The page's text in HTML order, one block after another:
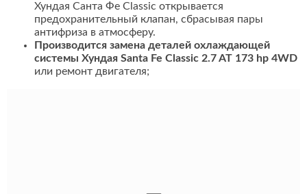
Хундая Санта Фе Classic открывается
предохранительный клапан, сбрасывая пары
антифриза в атмосферу.
Производится замена деталей охлаждающей
системы Хундая Santa Fe Classic 2.7 AT 173 hp 4WD
или ремонт двигателя;